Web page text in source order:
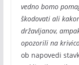
vedno bomo
škodovati ali
državljanov,
opozorili na
ob napovedi